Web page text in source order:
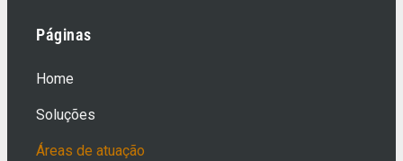
Páginas
Home
Soluções
Áreas de atuação